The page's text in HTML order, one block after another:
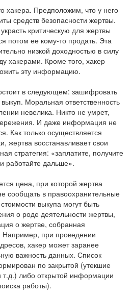
хакера. Предположим, что у него
средств безопасности жертвы.
критическую для жертвы
потом ее кому-то продать. Эта
низкой доходностью в силу
хакерами. Кроме того, хакер
эту информацию.
в следующем: зашифровать
Моральная ответственность
невелика. Никто не умрет,
И даже информация не
Как только осуществляется
жертва восстанавливает свои
стратегия: «заплатите, получите
работайте дальше».
цена, при которой жертва
сообщать в правоохранительные
выкупа могут быть
о роде деятельности жертвы,
о жертве, собранная
при проведении
хакер может заранее
важность данных. Список
по закрытой (утекшие
либо открытой информации
работы).